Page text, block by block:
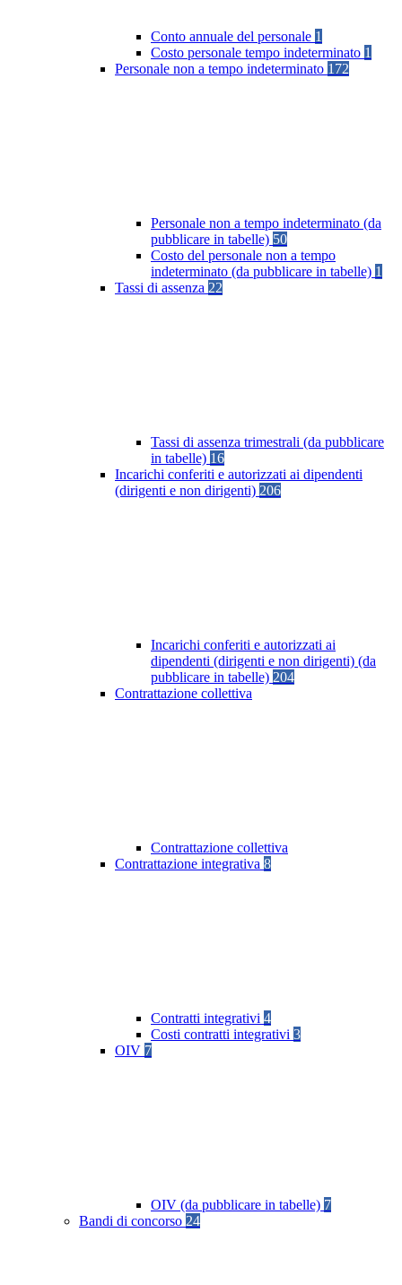
Conto annuale del personale 1
Costo personale tempo indeterminato 1
Personale non a tempo indeterminato 172
Personale non a tempo indeterminato (da
pubblicare in tabelle) 50
Costo del personale non a tempo
indeterminato (da pubblicare in tabelle) 1
Tassi di assenza 22
Tassi di assenza trimestrali (da pubblicare
in tabelle) 16
Incarichi conferiti e autorizzati ai dipendenti
(dirigenti e non dirigenti) 206
Incarichi conferiti e autorizzati ai
dipendenti (dirigenti e non dirigenti) (da
pubblicare in tabelle) 204
Contrattazione collettiva
Contrattazione collettiva
Contrattazione integrativa 8
Contratti integrativi 4
Costi contratti integrativi 3
OIV 7
OIV (da pubblicare in tabelle) 7
Bandi di concorso 24